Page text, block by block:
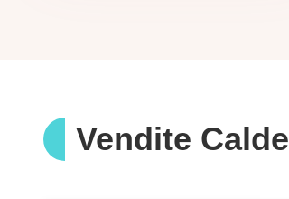
Vendite Calde